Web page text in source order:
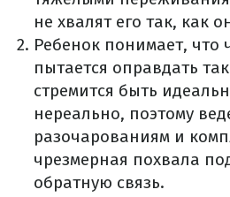
не хвалят его так, как
Ребенок понимает, что
пытается оправдать
стремится быть
нереально, поэтому
разочарованиям и
чрезмерная похвала
обратную связь.